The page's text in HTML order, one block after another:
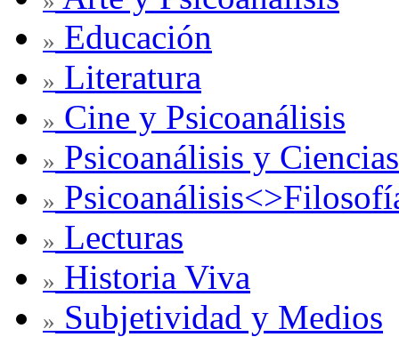
» Educación
» Literatura
» Cine y Psicoanálisis
» Psicoanálisis y Ciencias
»
» Lecturas
» Historia Viva
» Subjetividad y Medios